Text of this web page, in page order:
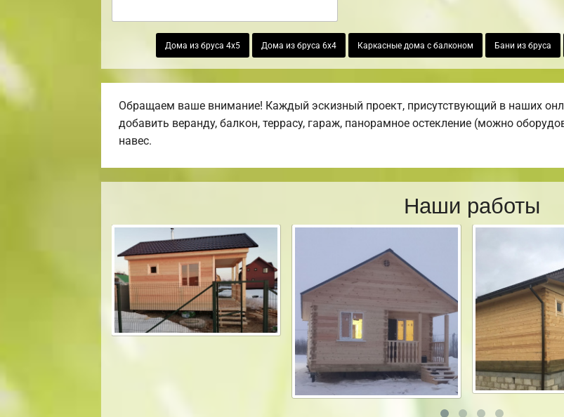
Дома из бруса 4х5 Дома из бруса 6х4 Каркасные дома с балконом Бани из бруса
Обращаем ваше внимание! Каждый эскизный проект, присутствующий в наших
добавить веранду, балкон, террасу, гараж, панорамное остекление (можно
навес.
Наши работы